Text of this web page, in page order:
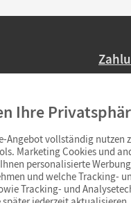
Ab
Ihre
Angebot vollständig
Marketing Cookies und
personalisierte
und welche Tracking-
Tracking- und